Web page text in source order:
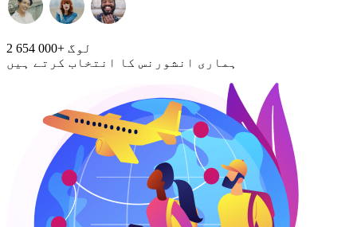
2 654 000+ لوگ
ہماری انشورنس کا انتخاب کرتے ہیں